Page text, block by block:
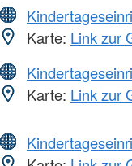
Karte: Link zur
Karte: Link zur